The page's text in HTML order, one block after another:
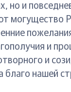
но и
могущество
и
и
благо нашей